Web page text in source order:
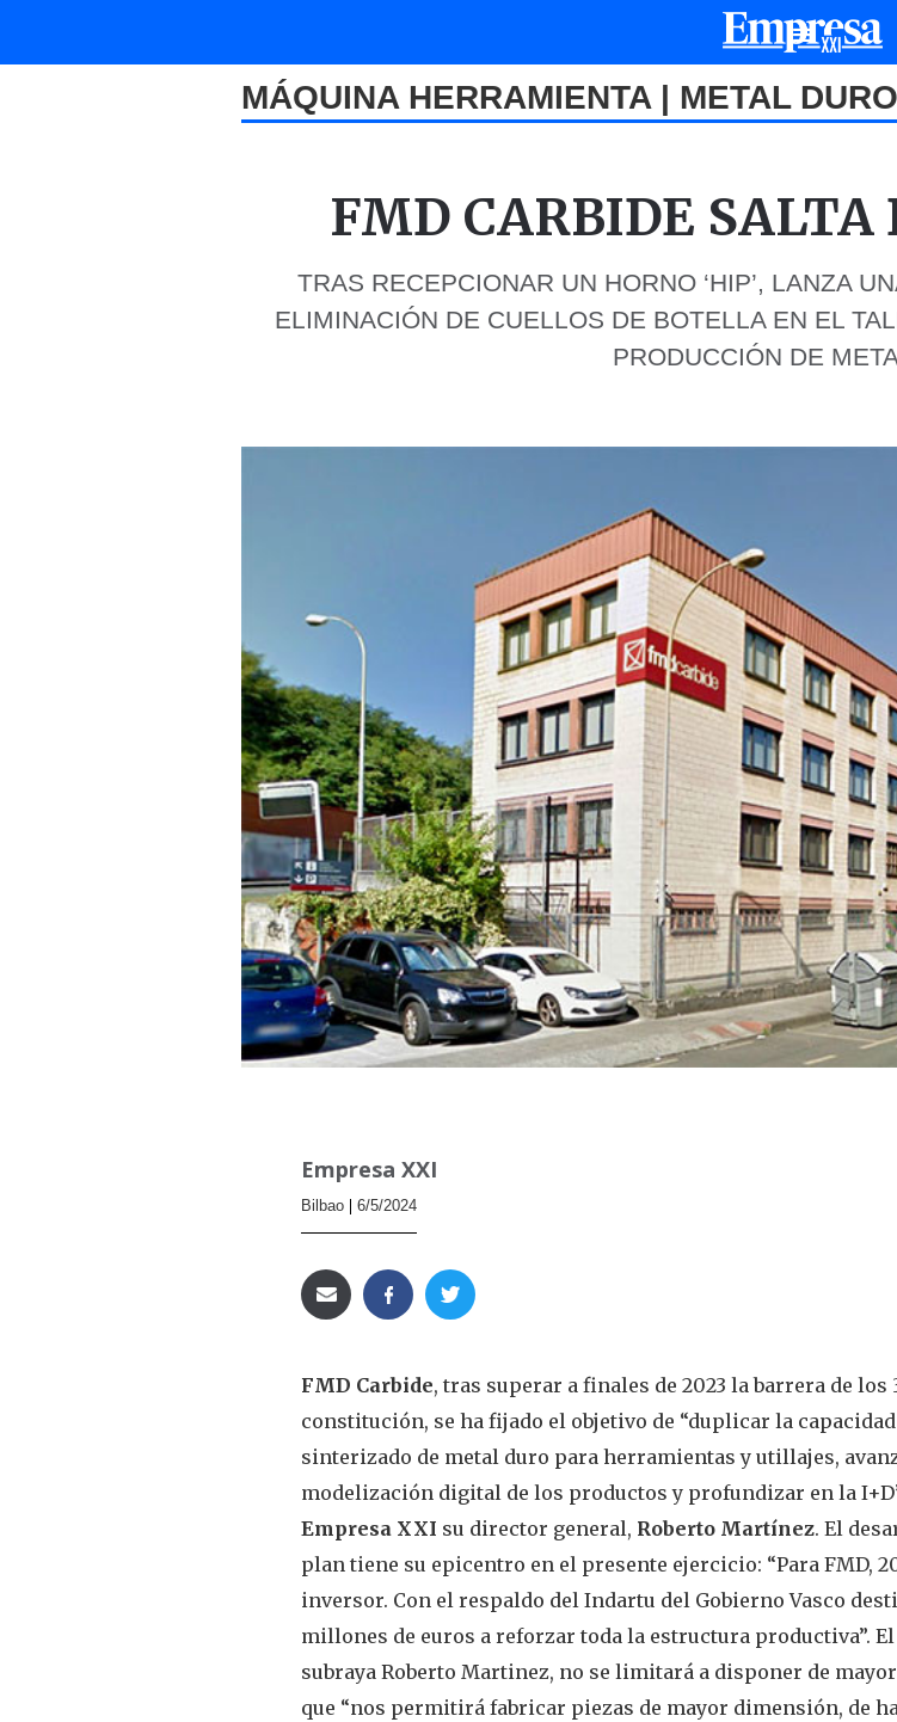
MÁQUINA HERRAMIENTA | METAL DURO
FMD CARBIDE SALTA
TRAS RECEPCIONAR UN HORNO ‘HIP’, LANZA
ELIMINACIÓN DE CUELLOS DE BOTELLA EN EL
PRODUCCIÓN DE
Empresa XXI
Bilbao 6/5/2024
FMD Carbide, tras superar a finales de 2023 la barrera de los
constitución, se ha fijado el objetivo de “duplicar la
sinterizado de metal duro para herramientas y utillajes,
modelización digital de los productos y profundizar en la
Empresa XXI su director general, Roberto Martínez. El
plan tiene su epicentro en el presente ejercicio: “Para FMD,
inversor. Con el respaldo del Indartu del Gobierno Vasco
millones de euros a reforzar toda la estructura productiva”.
subraya Roberto Martinez, no se limitará a disponer de
que “nos permitirá fabricar piezas de mayor dimensión, de